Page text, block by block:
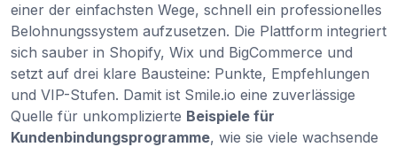
einer der einfachsten Wege, schnell ein professionelles
Belohnungssystem aufzusetzen. Die Plattform integriert
sich sauber in Shopify, Wix und BigCommerce und
setzt auf drei klare Bausteine: Punkte, Empfehlungen
und VIP-Stufen. Damit ist Smile.io eine zuverlässige
Quelle für unkomplizierte Beispiele für
Kundenbindungsprogramme, wie sie viele wachsende